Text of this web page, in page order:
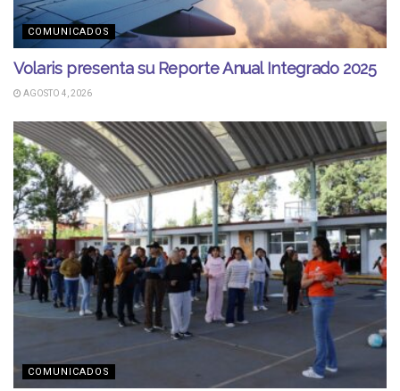
COMUNICADOS
Volaris presenta su Reporte Anual Integrado 2025
AGOSTO 4, 2026
COMUNICADOS